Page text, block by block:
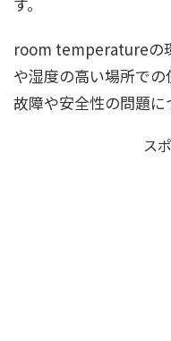
room temperatureの
や湿度の高い場所で
故障や安全性の問題に
ス